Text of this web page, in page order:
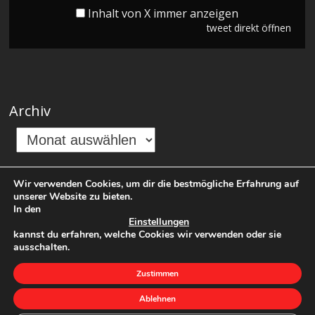
Inhalt von X immer anzeigen
tweet direkt öffnen
Archiv
Breaking Elektro-
News
© 2026
Präsentiert von WordPress
Wir verwenden Cookies, um dir die bestmögliche Erfahrung auf
unserer Website zu bieten.
In den
Einstellungen
kannst du erfahren, welche Cookies wir verwenden oder sie
ausschalten.
Zustimmen
Ablehnen